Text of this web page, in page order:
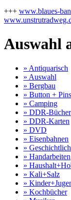
+++ www.blaues-
Auswahl
» Antiquarisch
» Auswahl
» Bergbau
» Button +
» Camping
» DDR-Bücher
» DDR-Karten
» DVD
» Eisenbahnen
»
» Handarbeiten
»
» Kali+Salz
»
» Kochbücher